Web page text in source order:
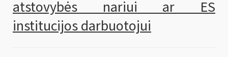
atstovybės nariui ar ES
institucijos darbuotojui